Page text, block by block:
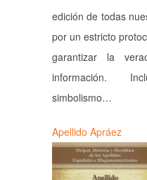
edición de todas
por un estricto
garantizar la
información.
simbolismo…
Apellido Apráez